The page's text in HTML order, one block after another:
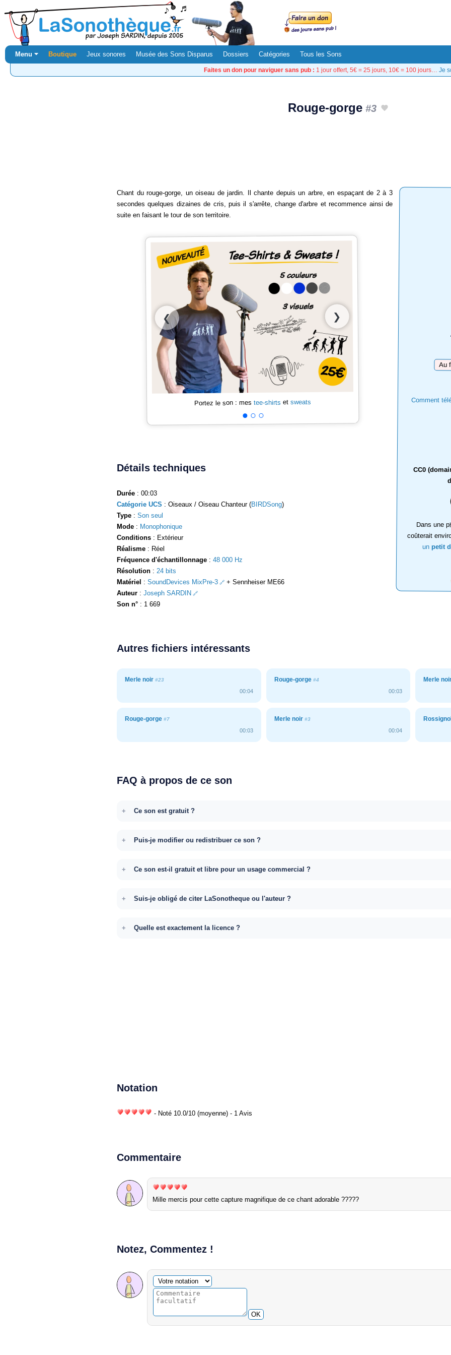
Menu ⏷ Boutique Jeux sonores Musée des Sons Disparus Dossiers Catégories Tous les Sons
Faites un don pour naviguer sans pub : 1 jour offert, 5€ = 25 jours, 10€ = 100 jours… Je
Rouge-gorge#3
Comment
CC0
Dans une
coûterait
un petit
Chant du rouge-gorge, un oiseau de jardin. Il chante depuis un arbre, en espaçant de 2 à 3
secondes quelques dizaines de cris, puis il s'arrête, change d'arbre et recommence ainsi de
suite en faisant le tour de son territoire.
❮ ❯
Portez le son : mestee-shirts etsweats
Détails techniques
Durée : 00:03
Catégorie UCS : Oiseaux / Oiseau Chanteur (BIRDSong)
Type : Son seul
Mode : Monophonique
Conditions : Extérieur
Réalisme : Réel
Fréquence d'échantillonnage : 48 000 Hz
Résolution : 24 bits
Matériel : SoundDevices MixPre-3
+ Sennheiser ME66
Auteur : Joseph SARDIN
Son n° : 1 669
Autres fichiers intéressants
Merle noir #23
00:04
Rouge-gorge #4
00:03
Merle
Rouge-gorge #7
00:03
Merle noir #3
00:04
FAQ à propos de ce son
Ce son est gratuit ?
Puis-je modifier ou redistribuer ce son ?
Ce son est-il gratuit et libre pour un usage commercial ?
Suis-je obligé de citer LaSonotheque ou l'auteur ?
Quelle est exactement la licence ?
Notation
- Noté 10.0/10 (moyenne) - 1 Avis
Commentaire
Mille mercis pour cette capture magnifique de ce chant adorable ?????
Notez, Commentez !
Commentaire facultatif
Votre notation
OK